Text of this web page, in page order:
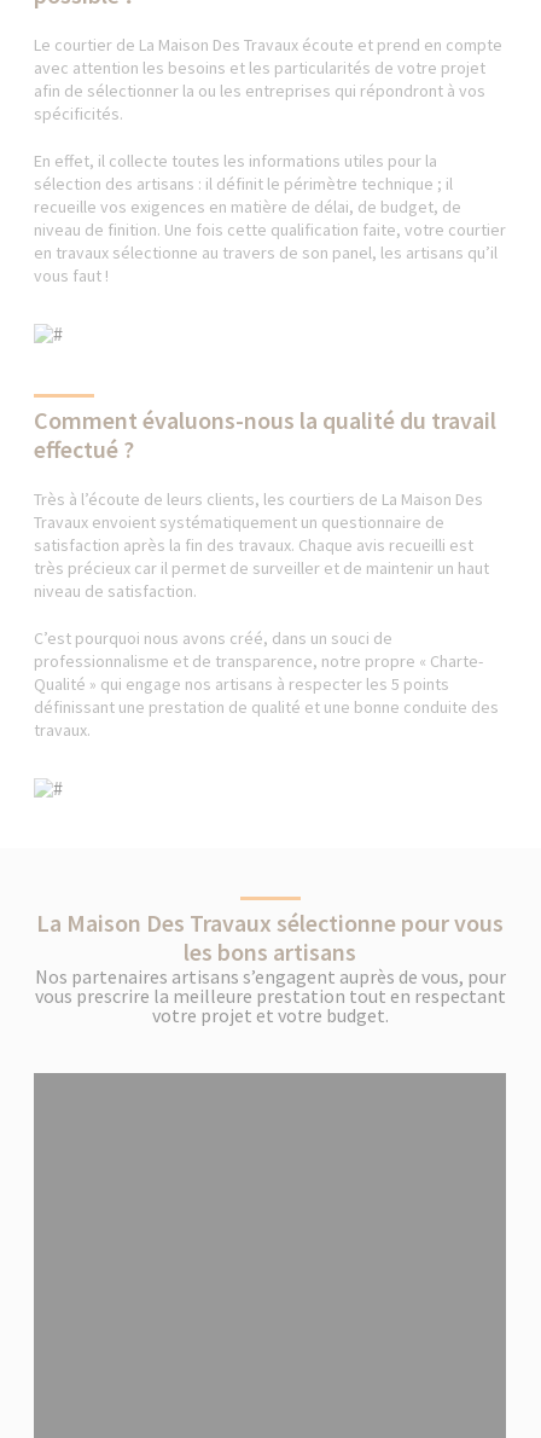
Le courtier de La Maison Des Travaux écoute et prend en compte
avec attention les besoins et les particularités de votre projet
afin de sélectionner la ou les entreprises qui répondront à vos
spécificités.
En effet, il collecte toutes les informations utiles pour la
sélection des artisans : il définit le périmètre technique ; il
recueille vos exigences en matière de délai, de budget, de
niveau de finition. Une fois cette qualification faite, votre courtier
en travaux sélectionne au travers de son panel, les artisans qu’il
vous faut !
Comment évaluons-nous la qualité du travail
effectué ?
Très à l’écoute de leurs clients, les courtiers de La Maison Des
Travaux envoient systématiquement un questionnaire de
satisfaction après la fin des travaux. Chaque avis recueilli est
très précieux car il permet de surveiller et de maintenir un haut
niveau de satisfaction.
C’est pourquoi nous avons créé, dans un souci de
professionnalisme et de transparence, notre propre « Charte-
Qualité » qui engage nos artisans à respecter les 5 points
définissant une prestation de qualité et une bonne conduite des
travaux.
La Maison Des Travaux sélectionne pour vous
les bons artisans
Nos partenaires artisans s’engagent auprès de vous, pour
vous prescrire la meilleure prestation tout en respectant
votre projet et votre budget.